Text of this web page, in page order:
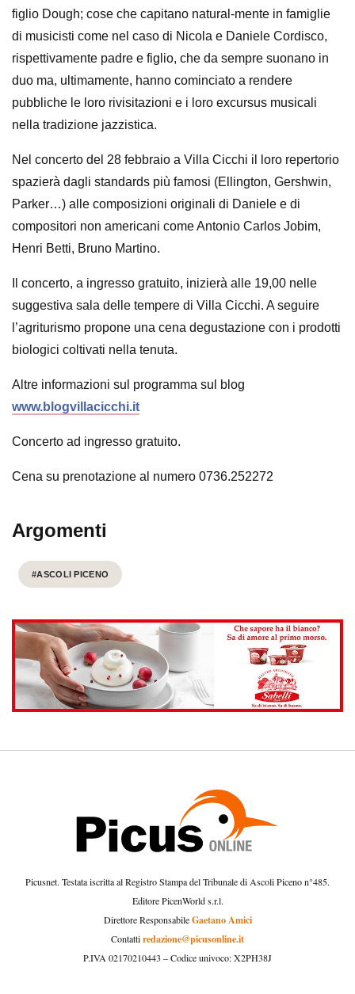
figlio Dough; cose che capitano natural-mente in famiglie
di musicisti come nel caso di Nicola e Daniele Cordisco,
rispettivamente padre e figlio, che da sempre suonano in
duo ma, ultimamente, hanno cominciato a rendere
pubbliche le loro rivisitazioni e i loro excursus musicali
nella tradizione jazzistica.
Nel concerto del 28 febbraio a Villa Cicchi il loro repertorio
spazierà dagli standards più famosi (Ellington, Gershwin,
Parker…) alle composizioni originali di Daniele e di
compositori non americani come Antonio Carlos Jobim,
Henri Betti, Bruno Martino.
Il concerto, a ingresso gratuito, inizierà alle 19,00 nelle
suggestiva sala delle tempere di Villa Cicchi. A seguire
l’agriturismo propone una cena degustazione con i prodotti
biologici coltivati nella tenuta.
Altre informazioni sul programma sul blog
www.blogvillacicchi.it
Concerto ad ingresso gratuito.
Cena su prenotazione al numero 0736.252272
Argomenti
#ASCOLI PICENO
Picusnet. Testata iscritta al Registro Stampa del Tribunale di Ascoli Piceno n°485.
Editore PicenWorld s.r.l.
Direttore ResponsabileGaetano Amici
Contattiredazione@picusonline.it
P.IVA 02170210443 – Codice univoco: X2PH38J